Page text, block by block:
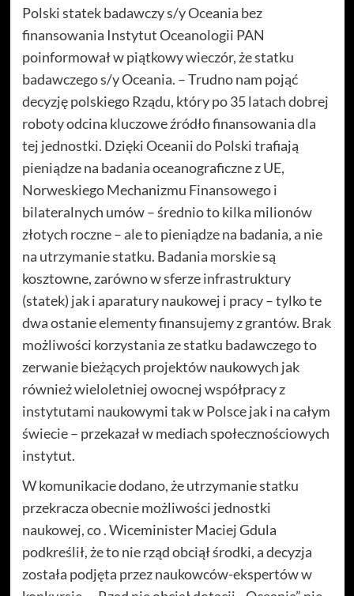
Polski statek badawczy s/y Oceania bez
finansowania Instytut Oceanologii PAN
poinformował w piątkowy wieczór, że statku
badawczego s/y Oceania. – Trudno nam pojąć
decyzję polskiego Rządu, który po 35 latach dobrej
roboty odcina kluczowe źródło finansowania dla
tej jednostki. Dzięki Oceanii do Polski trafiają
pieniądze na badania oceanograficzne z UE,
Norweskiego Mechanizmu Finansowego i
bilateralnych umów – średnio to kilka milionów
złotych roczne – ale to pieniądze na badania, a nie
na utrzymanie statku. Badania morskie są
kosztowne, zarówno w sferze infrastruktury
(statek) jak i aparatury naukowej i pracy – tylko te
dwa ostanie elementy finansujemy z grantów. Brak
możliwości korzystania ze statku badawczego to
zerwanie bieżących projektów naukowych jak
również wieloletniej owocnej współpracy z
instytutami naukowymi tak w Polsce jak i na całym
świecie – przekazał w mediach społecznościowych
instytut.
W komunikacie dodano, że utrzymanie statku
przekracza obecnie możliwości jednostki
naukowej, co . Wiceminister Maciej Gdula
podkreślił, że to nie rząd obciął środki, a decyzja
została podjęta przez naukowców-ekspertów w